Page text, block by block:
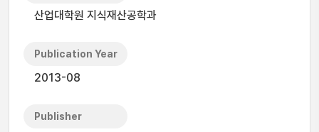
산업대학원 지식재산공학과
Publication Year
2013-08
Publisher